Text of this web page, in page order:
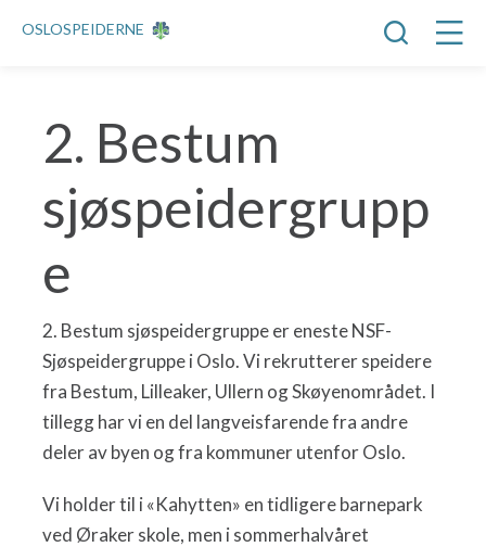
OSLOSPEIDERNE
2. Bestum
sjøspeidergrupp
e
2. Bestum sjøspeidergruppe er eneste NSF-
Sjøspeidergruppe i Oslo. Vi rekrutterer speidere
fra Bestum, Lilleaker, Ullern og Skøyenområdet. I
tillegg har vi en del langveisfarende fra andre
deler av byen og fra kommuner utenfor Oslo.
Vi holder til i «Kahytten» en tidligere barnepark
ved Øraker skole, men i sommerhalvåret